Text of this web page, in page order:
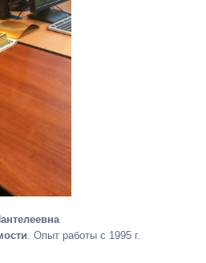
. Опыт работы с 1995 г.